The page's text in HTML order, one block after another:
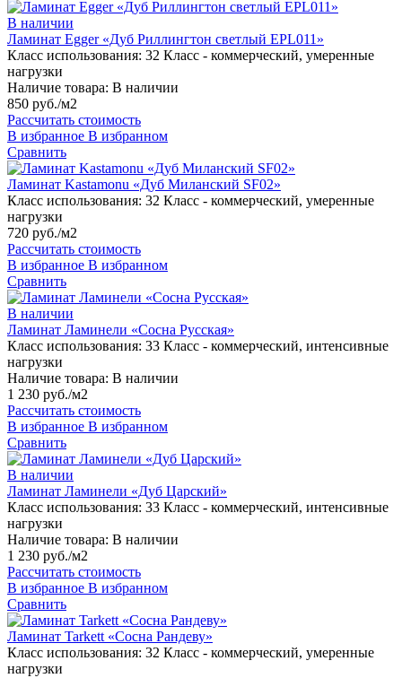
В наличии
Ламинат Egger «Дуб Риллингтон светлый EPL011»
Класс использования: 32 Класс - коммерческий, умеренные
нагрузки
Наличие товара: В наличии
850 руб./м2
Рассчитать стоимость
В избранное В избранном
Сравнить
Ламинат Kastamonu «Дуб Миланский SF02»
Класс использования: 32 Класс - коммерческий, умеренные
нагрузки
720 руб./м2
Рассчитать стоимость
В избранное В избранном
Сравнить
В наличии
Ламинат Ламинели «Сосна Русская»
Класс использования: 33 Класс - коммерческий, интенсивные
нагрузки
Наличие товара: В наличии
1 230 руб./м2
Рассчитать стоимость
В избранное В избранном
Сравнить
В наличии
Ламинат Ламинели «Дуб Царский»
Класс использования: 33 Класс - коммерческий, интенсивные
нагрузки
Наличие товара: В наличии
1 230 руб./м2
Рассчитать стоимость
В избранное В избранном
Сравнить
Ламинат Tarkett «Сосна Рандеву»
Класс использования: 32 Класс - коммерческий, умеренные
нагрузки